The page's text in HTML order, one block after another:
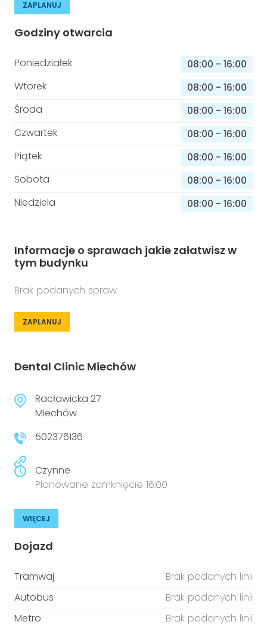
ZAPLANUJ
Godziny otwarcia
Poniedziałek 08:00 - 16:00
Wtorek
08:00 - 16:00
Środa
08:00 - 16:00
Czwartek
08:00 - 16:00
Piątek
08:00 - 16:00
Sobota
08:00 - 16:00
Niedziela
08:00 - 16:00
Informacje o sprawach jakie załatwisz w
tym budynku
Brak podanych spraw
ZAPLANUJ
Dental Clinic Miechów
Racławicka 27
Miechów
502376136
Czynne
Planowane zamknięcie 16:00
WIĘCEJ
Dojazd
Tramwaj
Brak podanych linii
Autobus
Brak podanych linii
Metro
Brak podanych linii